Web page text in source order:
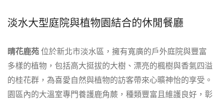
淡水大型庭院與植物園結合的休閒餐廳
晴花鹿苑 位於新北市淡水區，擁有寬廣的戶外庭院與豐富
多樣的植物，包括高大挺拔的大樹、漂亮的楓樹與香氣四溢
的桂花群，為喜愛自然與植物的訪客帶來心曠神怡的享受。
園區內的大溫室專門養護鹿角蕨，種類豐富且維護良好，彰